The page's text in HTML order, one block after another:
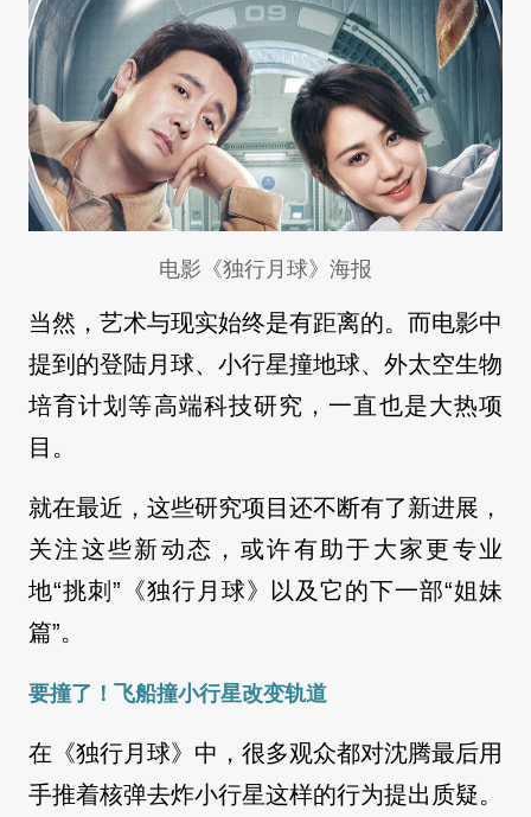
电影《独行月球》海报
当然，艺术与现实始终是有距离的。而电影中
提到的登陆月球、小行星撞地球、外太空生物
培育计划等高端科技研究，一直也是大热项
目。
就在最近，这些研究项目还不断有了新进展，
关注这些新动态，或许有助于大家更专业
地“挑刺”《独行月球》以及它的下一部“姐妹
篇”。
要撞了！飞船撞小行星改变轨道
在《独行月球》中，很多观众都对沈腾最后用
手推着核弹去炸小行星这样的行为提出质疑。